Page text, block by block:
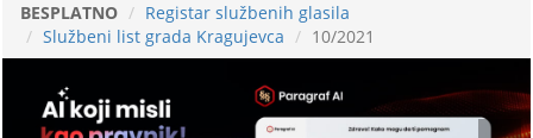
BESPLATNO
Registar službenih glasila
Službeni list grada Kragujevca
10/2021